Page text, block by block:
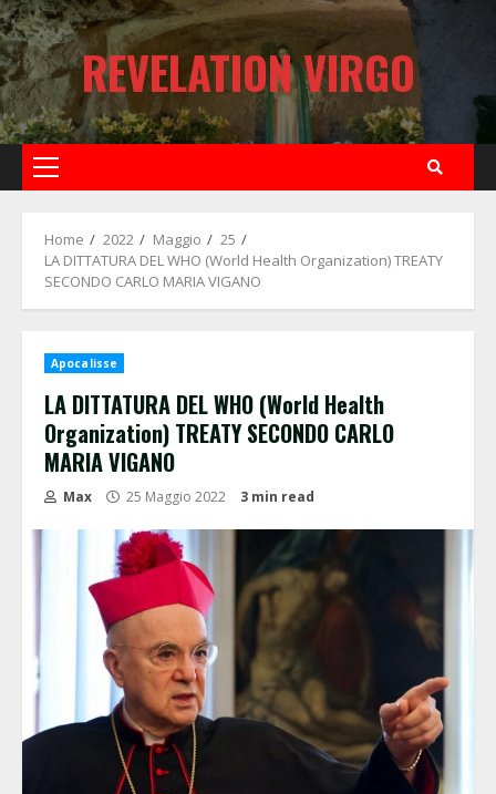
Skip
to
content
REVELATION VIRGO
Primary
Home 2022 Maggio
25
LA DITTATURA DEL WHO (World Health Organization) TREATY
SECONDO CARLO MARIA VIGANO
Apocalisse
LA DITTATURA DEL WHO (World Health
Organization) TREATY SECONDO CARLO
MARIA VIGANO
Max 25 Maggio 2022 3 min read